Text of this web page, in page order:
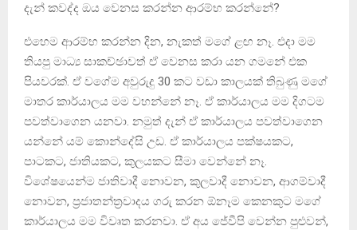
දැන් කවද්ද ඔය වෙනස කරන්න ආරම්භ කරන්නේ?
එහෙම ආරම්භ කරන්න දින, නැකත් මගේ ළඟ නෑ. එදා මම
තියපු මාධ්‍ය සාකච්ඡාවත් ඒ වෙනස කරා යන ගමනේ එක
පියවරක්. ඒ වගේම අවුරුදු 30 කට වඩා කාලයක් තිබුණු මගේ
මාතර කාර්යාලය මම වහන්නේ නෑ. ඒ කාර්යාලය මම දිගටම
පවත්වාගෙන යනවා. නමුත් දැන් ඒ කාර්යාලය පවත්වාගෙන
යන්නේ යම් කොන්දේසි උඩ. ඒ කාර්යාලය පක්ෂයකට,
පාටකට, ජාතියකට, කුලයකට සීමා වෙන්නේ නෑ.
විශේෂයෙන්ම ජාතිවාදී නොවන, කුලවාදී නොවන, ආගම්වාදී
නොවන, ප්‍රජාතන්ත්‍රවාදය ගරු කරන ඕනෑම කෙනකුට මගේ
කාර්යාලය මම විවෘත කරනවා. ඒ අය ජේවීපි වෙන්න පුළුවන්,